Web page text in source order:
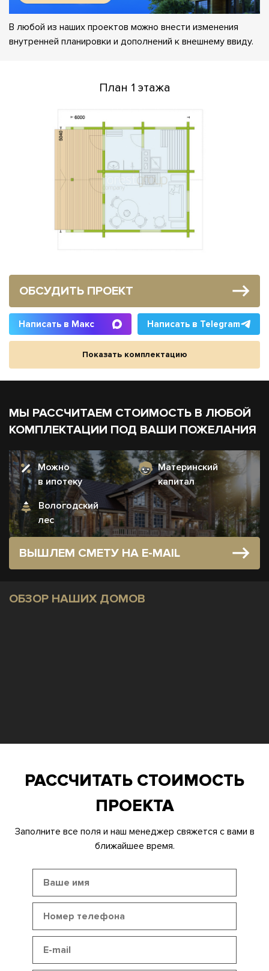
В любой из наших проектов можно внести изменения
внутренней планировки и дополнений к внешнему ввиду.
План 1 этажа
ОБСУДИТЬ ПРОЕКТ
Написать в Макс Написать в Telegram
Показать комплектацию
МЫ РАССЧИТАЕМ СТОИМОСТЬ В ЛЮБОЙ
КОМПЛЕКТАЦИИ ПОД ВАШИ ПОЖЕЛАНИЯ
Можно
в ипотеку
Материнский
капитал
Вологодский
лес
ВЫШЛЕМ СМЕТУ НА E-MAIL
ОБЗОР НАШИХ ДОМОВ
РАССЧИТАТЬ СТОИМОСТЬ
ПРОЕКТА
Заполните все поля и наш менеджер свяжется с вами в
ближайшее время.